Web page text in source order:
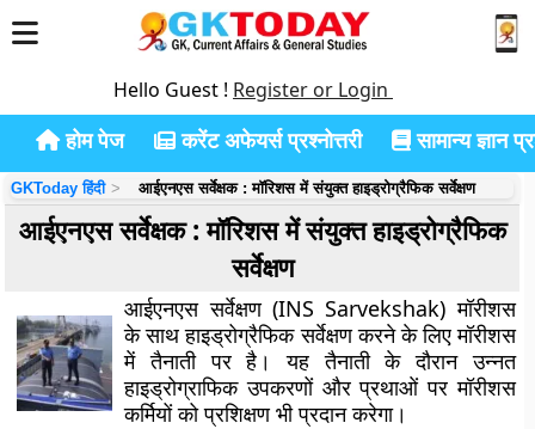
Hello Guest ! Register or Login
होम पेज करेंट अफेयर्स प्रश्नोत्तरी सामान्य ज्ञान
GKToday हिंदी आईएनएस सर्वेक्षक : मॉरिशस में संयुक्त हाइड्रोग्रैफिक सर्वेक्षण
आईएनएस सर्वेक्षक : मॉरिशस में संयुक्त हाइड्रोग्रैफिक
सर्वेक्षण
आईएनएस सर्वेक्षण (INS Sarvekshak) मॉरीशस
के साथ हाइड्रोग्रैफिक सर्वेक्षण करने के लिए मॉरीशस
में तैनाती पर है। यह तैनाती के दौरान उन्नत
हाइड्रोग्राफिक उपकरणों और प्रथाओं पर मॉरीशस
कर्मियों को प्रशिक्षण भी प्रदान करेगा।